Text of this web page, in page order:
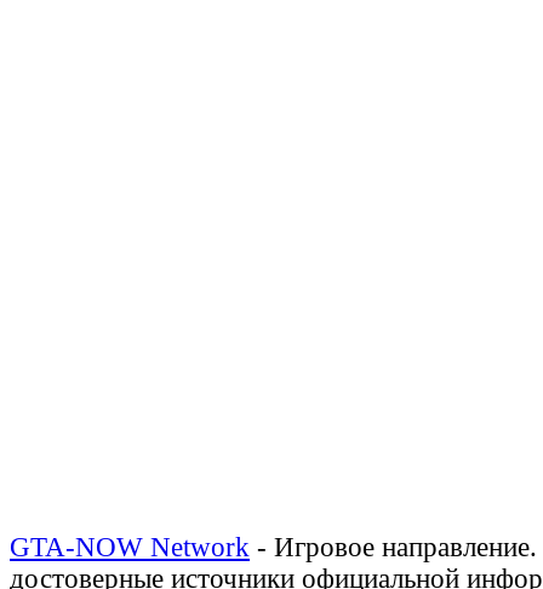
GTA-NOW Network - Игровое
достоверные источники официальной